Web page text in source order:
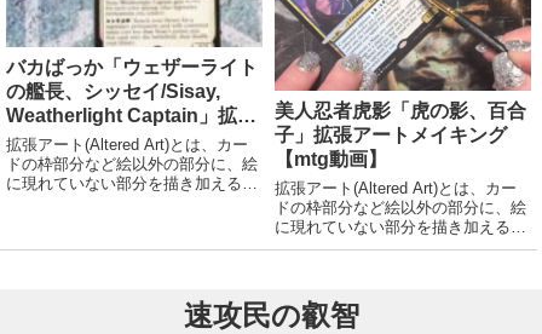
バカばっか「ウェザーライト
の艦長、シッセイ/Sisay,
Weatherlight Captain」拡張
アートメイキング【mtg動
画】
拡張アート(Altered Art)とは、カー
ドの枠部分など絵以外の部分に、絵
に現れていない部分を描き加えるこ
美人忍者虎影「虎の影、百合
子」拡張アートメイキング
【mtg動画】
拡張アート(Altered Art)とは、カー
ドの枠部分など絵以外の部分に、絵
に現れていない部分を描き加えるこ
と。または、そのような加工が施さ
ードは認定大会で使用できるが、そ
の...
速攻民の叡智